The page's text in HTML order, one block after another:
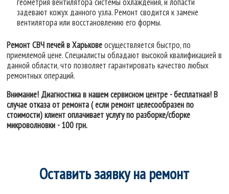
задевают кожух данного узла. Ремонт сводится к замене
вентилятора или восстановлению его формы.
Ремонт СВЧ печей в Харьковеосуществляется быстро, по
приемлемой цене. Специалисты обладают высокой квалификацией в
данной области, что позволяет гарантировать качество любых
ремонтных операций.
Внимание! Диагностика в нашем сервисном центре - бесплатная! В
случае отказа от ремонта ( если ремонт целесообразен по
стоимости) клиент оплачивает услугу по разборке/сборке
микроволновки - 100 грн.
Оставить заявку на ремонт